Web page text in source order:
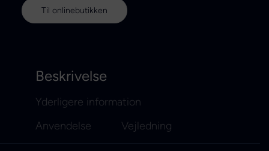
Til onlinebutikken
Beskrivelse
Yderligere information
Anvendelse
Vejledning